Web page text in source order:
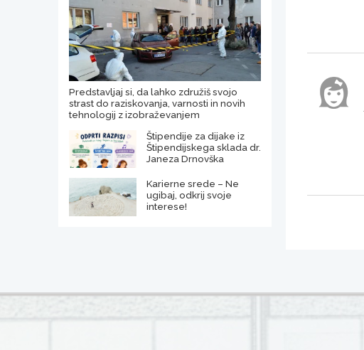
Predstavljaj si, da lahko združiš svojo
strast do raziskovanja, varnosti in novih
tehnologij z izobraževanjem
Štipendije za dijake iz
Štipendijskega sklada dr.
Janeza Drnovška
Karierne srede – Ne
ugibaj, odkrij svoje
interese!